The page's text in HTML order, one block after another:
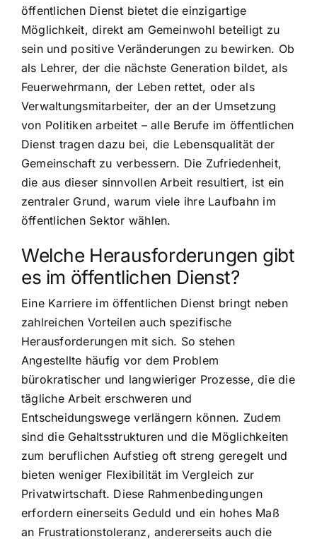
öffentlichen Dienst bietet die einzigartige
Möglichkeit, direkt am Gemeinwohl beteiligt zu
sein und positive Veränderungen zu bewirken. Ob
als Lehrer, der die nächste Generation bildet, als
Feuerwehrmann, der Leben rettet, oder als
Verwaltungsmitarbeiter, der an der Umsetzung
von Politiken arbeitet – alle Berufe im öffentlichen
Dienst tragen dazu bei, die Lebensqualität der
Gemeinschaft zu verbessern. Die Zufriedenheit,
die aus dieser sinnvollen Arbeit resultiert, ist ein
zentraler Grund, warum viele ihre Laufbahn im
öffentlichen Sektor wählen.
Welche Herausforderungen gibt
es im öffentlichen Dienst?
Eine Karriere im öffentlichen Dienst bringt neben
zahlreichen Vorteilen auch spezifische
Herausforderungen mit sich. So stehen
Angestellte häufig vor dem Problem
bürokratischer und langwieriger Prozesse, die die
tägliche Arbeit erschweren und
Entscheidungswege verlängern können. Zudem
sind die Gehaltsstrukturen und die Möglichkeiten
zum beruflichen Aufstieg oft streng geregelt und
bieten weniger Flexibilität im Vergleich zur
Privatwirtschaft. Diese Rahmenbedingungen
erfordern einerseits Geduld und ein hohes Maß
an Frustrationstoleranz, andererseits auch die